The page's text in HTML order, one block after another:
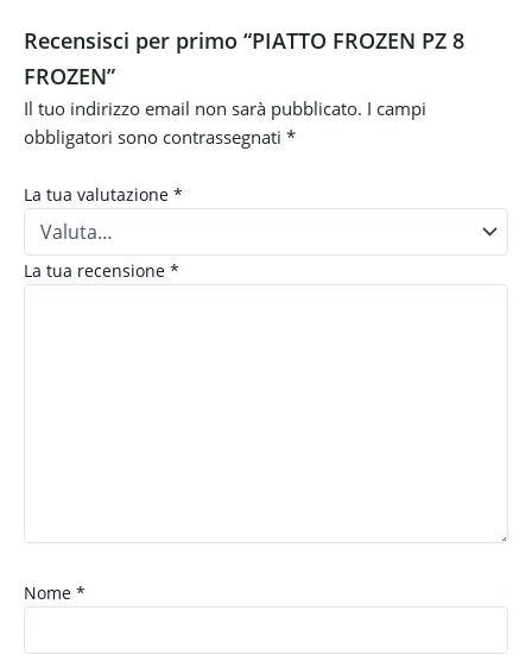
Recensisci per primo “PIATTO FROZEN PZ 8
FROZEN”
Il tuo indirizzo email non sarà pubblicato. I campi
obbligatori sono contrassegnati *
La tua valutazione *
La tua recensione *
Nome *